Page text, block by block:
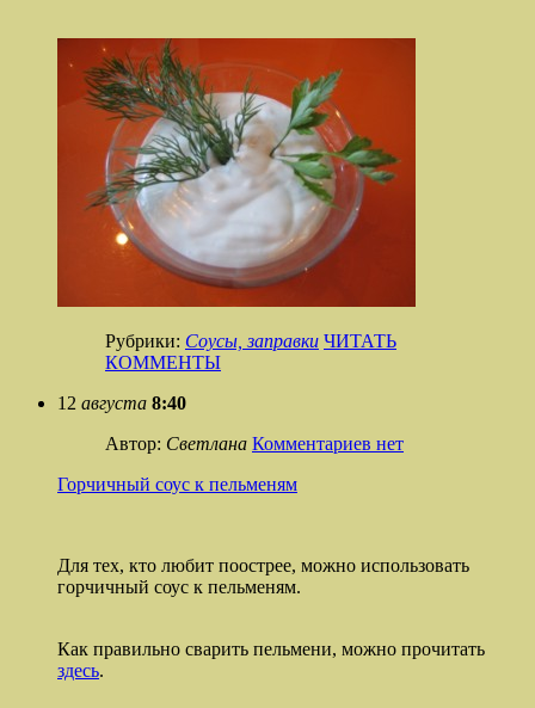
Рубрики: Соусы, заправки ЧИТАТЬ
КОММЕНТЫ
12 августа 8:40
Автор: Светлана Комментариев нет
Горчичный соус к пельменям
Для тех, кто любит поострее, можно использовать
горчичный соус к пельменям.
Как правильно сварить пельмени, можно прочитать
здесь.